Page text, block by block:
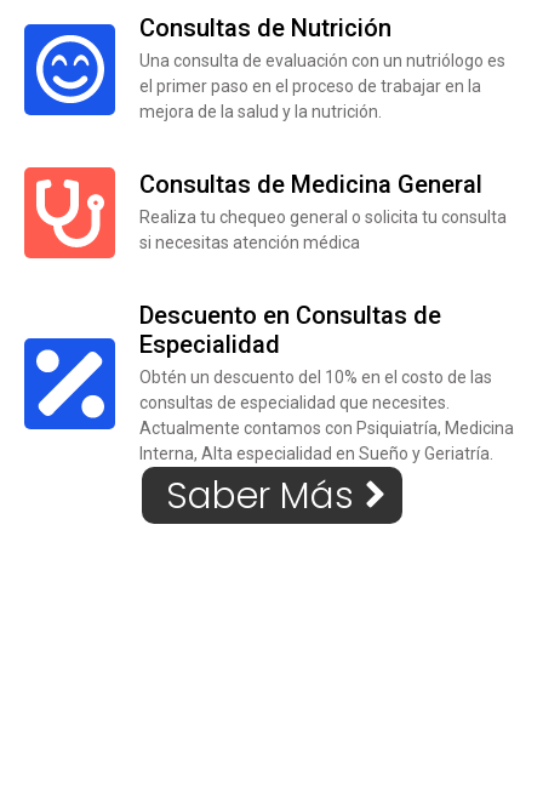
Consultas de Nutrición
Una consulta de evaluación con un nutriólogo es
el primer paso en el proceso de trabajar en la
mejora de la salud y la nutrición.
Consultas de Medicina General
Realiza tu chequeo general o solicita tu consulta
si necesitas atención médica
Descuento en Consultas de
Especialidad
Obtén un descuento del 10% en el costo de las
consultas de especialidad que necesites.
Actualmente contamos con Psiquiatría, Medicina
Interna, Alta especialidad en Sueño y Geriatría.
Saber Más